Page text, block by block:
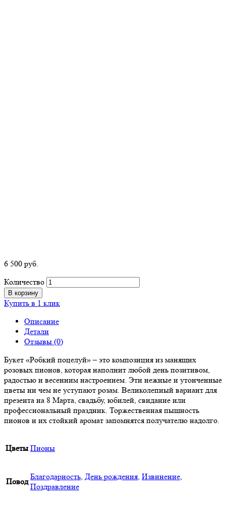
6 500 руб.
Количество
В корзину
Купить в 1 клик
Описание
Детали
Отзывы (0)
Букет «Робкий поцелуй» – это композиция из манящих
розовых пионов, которая наполнит любой день позитивом,
радостью и весенним настроением. Эти нежные и утонченные
цветы ни чем не уступают розам. Великолепный вариант для
презента на 8 Марта, свадьбу, юбилей, свидание или
профессиональный праздник. Торжественная пышность
пионов и их стойкий аромат запомнятся получателю надолго.
Цветы Пионы
Повод
Благодарность, День рождения, Извинение,
Поздравление